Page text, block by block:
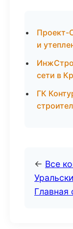
Проект-
и
сети в
ГК
← Все
Главная